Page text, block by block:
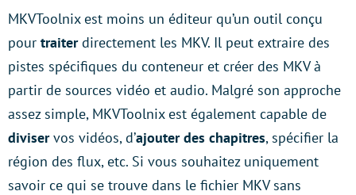
MKVToolnix est moins un éditeur qu’un outil conçu
pour traiterdirectement les MKV. Il peut extraire des
pistes spécifiques du conteneur et créer des MKV à
partir de sources vidéo et audio. Malgré son approche
assez simple, MKVToolnix est également capable de
diviservos vidéos, d’ajouter des chapitres, spécifier la
région des flux, etc. Si vous souhaitez uniquement
savoir ce qui se trouve dans le fichier MKV sans